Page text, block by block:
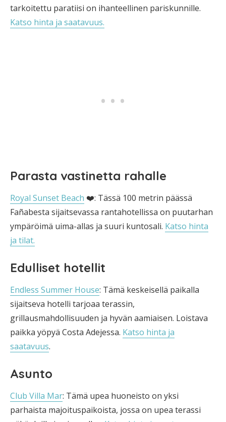
tarkoitettu paratiisi on ihanteellinen pariskunnille.
Katso hinta ja saatavuus.
Parasta vastinetta rahalle
Royal Sunset Beach ❤️: Tässä 100 metrin päässä
Fañabesta sijaitsevassa rantahotellissa on puutarhan
ympäröimä uima-allas ja suuri kuntosali. Katso hinta
ja tilat.
Edulliset hotellit
Endless Summer House: Tämä keskeisellä paikalla
sijaitseva hotelli tarjoaa terassin,
grillausmahdollisuuden ja hyvän aamiaisen. Loistava
paikka yöpyä Costa Adejessa. Katso hinta ja
saatavuus.
Asunto
Club Villa Mar: Tämä upea huoneisto on yksi
parhaista majoituspaikoista, jossa on upea terassi